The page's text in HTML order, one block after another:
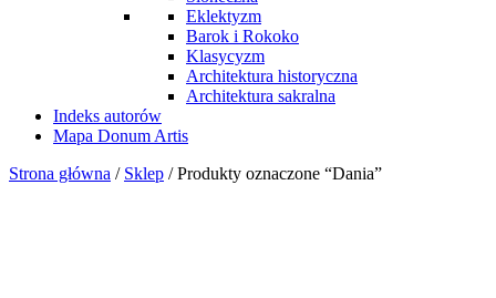
Eklektyzm
Barok i Rokoko
Klasycyzm
Architektura historyczna
Architektura sakralna
Indeks autorów
Mapa Donum Artis
Strona główna / Sklep / Produkty oznaczone “Dania”